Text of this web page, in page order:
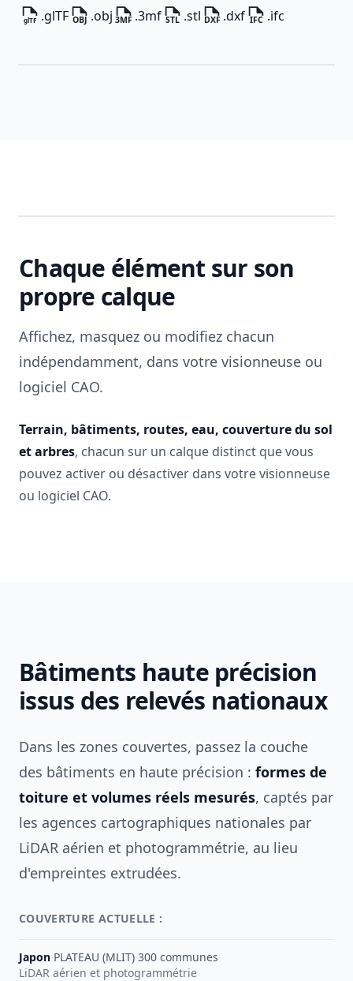
.glTF .obj .3mf .stl .dxf .ifc
Chaque élément sur son
propre calque
Affichez, masquez ou modifiez chacun
indépendamment, dans votre visionneuse ou
logiciel CAO.
Terrain, bâtiments, routes, eau, couverture du sol
et arbres, chacun sur un calque distinct que vous
pouvez activer ou désactiver dans votre visionneuse
ou logiciel CAO.
Bâtiments haute précision
issus des relevés nationaux
Dans les zones couvertes, passez la couche
des bâtiments en haute précision : formes de
toiture et volumes réels mesurés, captés par
les agences cartographiques nationales par
LiDAR aérien et photogrammétrie, au lieu
d'empreintes extrudées.
COUVERTURE ACTUELLE :
Japon·PLATEAU (MLIT)·300 communes·
LiDAR aérien et photogrammétrie